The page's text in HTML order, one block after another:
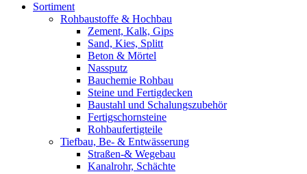
Sortiment
Rohbaustoffe & Hochbau
Zement, Kalk, Gips
Sand, Kies, Splitt
Beton & Mörtel
Nassputz
Bauchemie Rohbau
Steine und Fertigdecken
Baustahl und Schalungszubehör
Fertigschornsteine
Rohbaufertigteile
Tiefbau, Be- & Entwässerung
Straßen-& Wegebau
Kanalrohr, Schächte